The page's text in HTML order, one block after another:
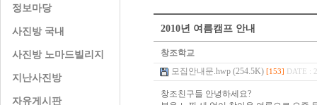
정보마당
사진방 국내
사진방 노마드빌리지
지난사진방
자유게시판
2010년 여름캠프 안내
창조학교
모집안내문.hwp (254.5K) [153] DATE :
창조친구들 안녕하세요?